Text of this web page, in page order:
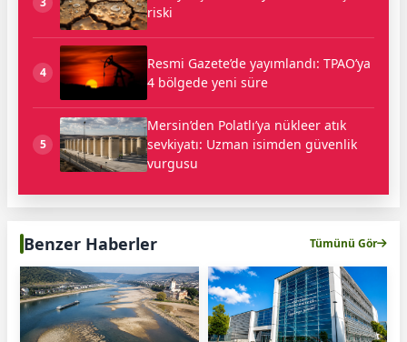
riski
4
Resmi Gazete’de yayımlandı: TPAO’ya
4 bölgede yeni süre
5
Mersin’den Polatlı’ya nükleer atık
sevkiyatı: Uzman isimden güvenlik
vurgusu
Benzer Haberler Tümünü Gör